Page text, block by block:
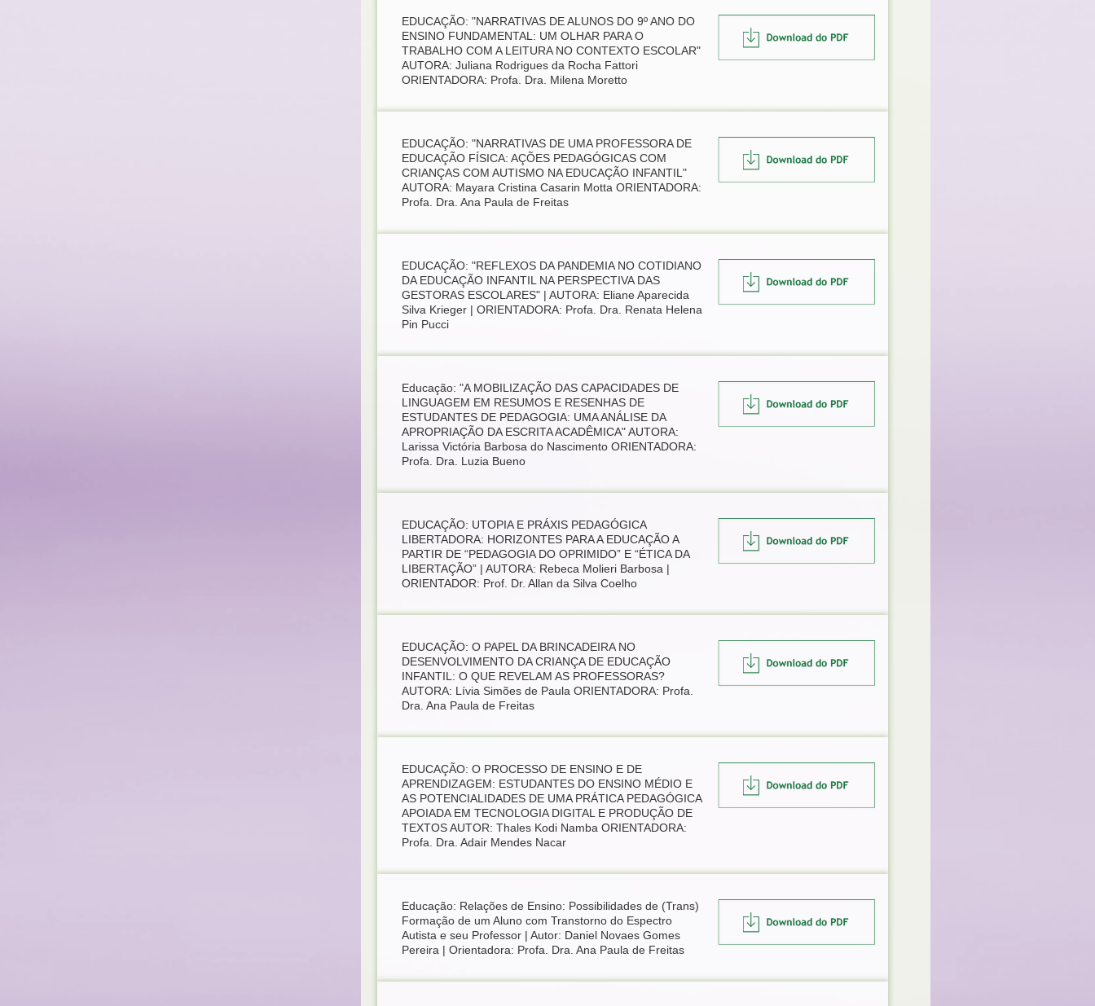
EDUCAÇÃO: "NARRATIVAS DE ALUNOS DO 9º ANO DO
ENSINO FUNDAMENTAL: UM OLHAR PARA O
TRABALHO COM A LEITURA NO CONTEXTO ESCOLAR"
AUTORA: Juliana Rodrigues da Rocha Fattori
ORIENTADORA: Profa. Dra. Milena Moretto
EDUCAÇÃO: "NARRATIVAS DE UMA PROFESSORA DE
EDUCAÇÃO FÍSICA: AÇÕES PEDAGÓGICAS COM
CRIANÇAS COM AUTISMO NA EDUCAÇÃO INFANTIL"
AUTORA: Mayara Cristina Casarin Motta ORIENTADORA:
Profa. Dra. Ana Paula de Freitas
EDUCAÇÃO: "REFLEXOS DA PANDEMIA NO COTIDIANO
DA EDUCAÇÃO INFANTIL NA PERSPECTIVA DAS
GESTORAS ESCOLARES" | AUTORA: Eliane Aparecida
Silva Krieger | ORIENTADORA: Profa. Dra. Renata Helena
Pin Pucci
Educação: "A MOBILIZAÇÃO DAS CAPACIDADES DE
LINGUAGEM EM RESUMOS E RESENHAS DE
ESTUDANTES DE PEDAGOGIA: UMA ANÁLISE DA
APROPRIAÇÃO DA ESCRITA ACADÊMICA" AUTORA:
Larissa Victória Barbosa do Nascimento ORIENTADORA:
Profa. Dra. Luzia Bueno
EDUCAÇÃO: UTOPIA E PRÁXIS PEDAGÓGICA
LIBERTADORA: HORIZONTES PARA A EDUCAÇÃO A
PARTIR DE “PEDAGOGIA DO OPRIMIDO” E “ÉTICA DA
LIBERTAÇÃO” | AUTORA: Rebeca Molieri Barbosa |
ORIENTADOR: Prof. Dr. Allan da Silva Coelho
EDUCAÇÃO: O PAPEL DA BRINCADEIRA NO
DESENVOLVIMENTO DA CRIANÇA DE EDUCAÇÃO
INFANTIL: O QUE REVELAM AS PROFESSORAS?
AUTORA: Lívia Simões de Paula ORIENTADORA: Profa.
Dra. Ana Paula de Freitas
EDUCAÇÃO: O PROCESSO DE ENSINO E DE
APRENDIZAGEM: ESTUDANTES DO ENSINO MÉDIO E
AS POTENCIALIDADES DE UMA PRÁTICA PEDAGÓGICA
APOIADA EM TECNOLOGIA DIGITAL E PRODUÇÃO DE
TEXTOS AUTOR: Thales Kodi Namba ORIENTADORA:
Profa. Dra. Adair Mendes Nacar
Educação: Relações de Ensino: Possibilidades de (Trans)
Formação de um Aluno com Transtorno do Espectro
Autista e seu Professor | Autor: Daniel Novaes Gomes
Pereira | Orientadora: Profa. Dra. Ana Paula de Freitas